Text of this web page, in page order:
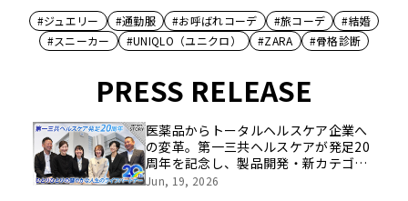
#ジュエリー #通勤服 #お呼ばれコーデ #旅コーデ
#結婚
#スニーカー
#UNIQLO（ユニクロ） #ZARA #骨格診断
PRESS RELEASE
医薬品からトータルヘルスケア企業へ
の変革。第一三共ヘルスケアが発足20
周年を記念し、製品開発・新カテゴリ
挑戦の舞台や旧社統合時のエピソード
Jun, 19, 2026